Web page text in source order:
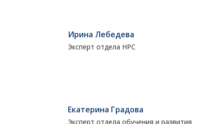
Ирина Лебедева
Эксперт отдела НРС
Екатерина Градова
Эксперт отдела обучения и развития